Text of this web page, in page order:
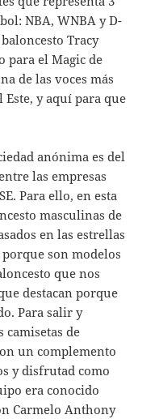
NBA, WNBA y D-
Tracy
para el Magic de
de las voces más
y aquí para que
anónima es del
las empresas
Para ello, en esta
masculinas de
en las estrellas
son modelos
que nos
destacan porque
Para salir y
camisetas de
un complemento
y disfrutad como
era conocido
Carmelo Anthony